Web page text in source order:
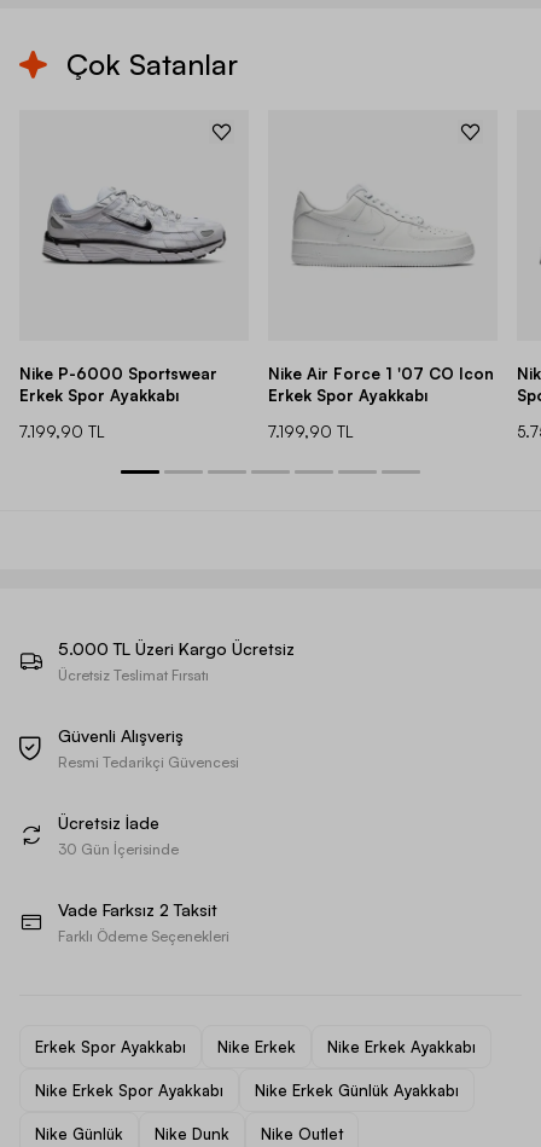
Çok Satanlar
Nike P-6000 Sportswear
Erkek Spor Ayakkabı
7.199,90 TL
Nike Air Force 1 '07 CO Icon
Erkek Spor Ayakkabı
7.199,90 TL
5.000 TL Üzeri Kargo Ücretsiz
Ücretsiz Teslimat Fırsatı
Güvenli Alışveriş
Resmi Tedarikçi Güvencesi
Ücretsiz İade
30 Gün İçerisinde
Vade Farksız 2 Taksit
Farklı Ödeme Seçenekleri
Erkek Spor Ayakkabı Nike Erkek Nike Erkek Ayakkabı
Nike Erkek Spor Ayakkabı Nike Erkek Günlük Ayakkabı
Nike Günlük Nike Dunk Nike Outlet